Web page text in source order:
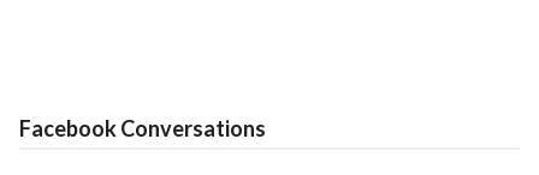
Facebook Conversations